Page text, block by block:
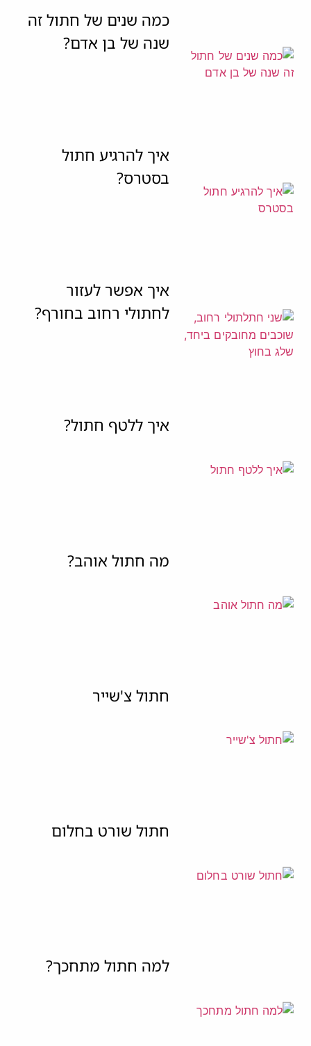
כמה שנים של חתול זה
שנה של בן אדם?
איך להרגיע חתול
בסטרס?
איך אפשר לעזור
לחתולי רחוב בחורף?
איך ללטף חתול?
מה חתול אוהב?
חתול צ'שייר
חתול שורט בחלום
למה חתול מתחכך?